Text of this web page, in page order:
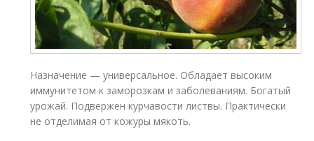
Назначение — универсальное. Обладает высоким
иммунитетом к заморозкам и заболеваниям. Богатый
урожай. Подвержен курчавости листвы. Практически
не отделимая от кожуры мякоть.